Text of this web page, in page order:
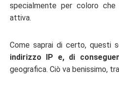
specialmente per coloro
attiva.
Come saprai di certo, questi
indirizzo IP e, di
geografica. Ciò va benissimo,